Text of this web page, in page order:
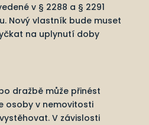
v § 2288 a § 2291
Nový vlastník bude muset
na uplynutí doby
dražbě může přinést
osoby v nemovitosti
V závislosti